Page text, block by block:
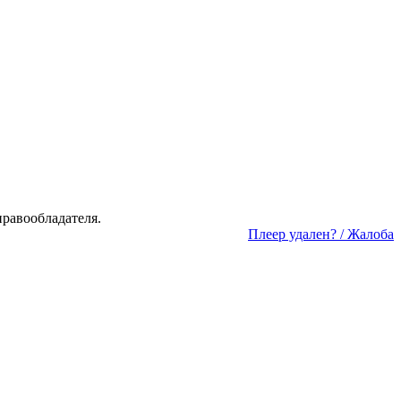
Пле­ер уда­лен? / Жа­ло­ба